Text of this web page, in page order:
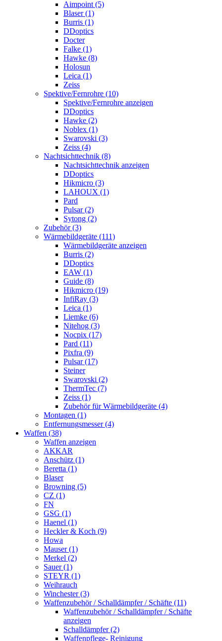
Aimpoint (5)
Blaser (1)
Burris (1)
DDoptics
Docter
Falke (1)
Hawke (8)
Holosun
Leica (1)
Zeiss
Spektive/Fernrohre (10)
Spektive/Fernrohre anzeigen
DDoptics
Hawke (2)
Noblex (1)
Swarovski (3)
Zeiss (4)
Nachtsichttechnik (8)
Nachtsichttechnik anzeigen
DDoptics
Hikmicro (3)
LAHOUX (1)
Pard
Pulsar (2)
Sytong (2)
Zubehör (3)
Wärmebildgeräte (111)
Wärmebildgeräte anzeigen
Burris (2)
DDoptics
EAW (1)
Guide (8)
Hikmicro (19)
InfiRay (3)
Leica (1)
Liemke (6)
Nitehog (3)
Nocpix (17)
Pard (11)
Pixfra (9)
Pulsar (17)
Steiner
Swarovski (2)
ThermTec (7)
Zeiss (1)
Zubehör für Wärmebildgeräte (4)
Montagen (1)
Entfernungsmesser (4)
Waffen (38)
Waffen anzeigen
AKKAR
Anschütz (1)
Beretta (1)
Blaser
Browning (5)
CZ (1)
FN
GSG (1)
Haenel (1)
Heckler & Koch (9)
Howa
Mauser (1)
Merkel (2)
Sauer (1)
STEYR (1)
Weihrauch
Winchester (3)
Waffenzubehör / Schalldämpfer / Schäfte (11)
Waffenzubehör / Schalldämpfer / Schäfte
anzeigen
Schalldämpfer (2)
Waffenpflege- Reinigung